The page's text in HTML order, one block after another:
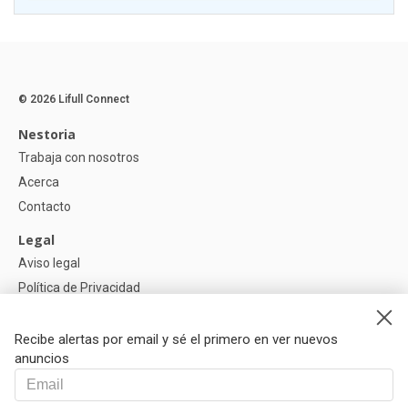
Recibe alertas por email y sé el primero en ver nuevos
anuncios
© 2026 Lifull Connect
Nestoria
Trabaja con nosotros
Acerca
Contacto
Legal
Aviso legal
Política de Privacidad
Ayuda
Preguntas
Nuestros Partners